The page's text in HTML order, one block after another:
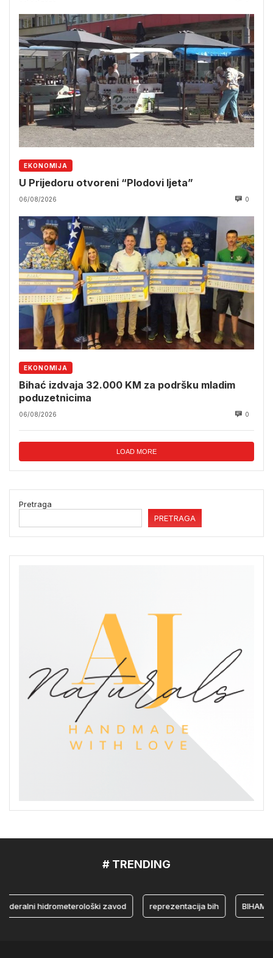
EKONOMIJA
U Prijedoru otvoreni “Plodovi ljeta”
06/08/2026 0
EKONOMIJA
Bihać izdvaja 32.000 KM za podršku mladim
poduzetnicima
06/08/2026 0
LOAD MORE
Pretraga
PRETRAGA
# TRENDING
hidrometerološki zavod reprezentacija bih BIHAMK